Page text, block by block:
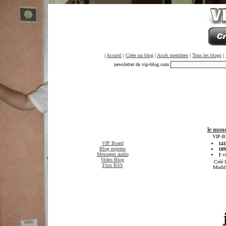
| Accueil | Créer un blog | Accès membres | Tous les blogs |
newsletter de vip-blog.com
VIP Board
Blog express
Messages audio
Video Blog
Flux RSS
le
VIP-
1
Créé